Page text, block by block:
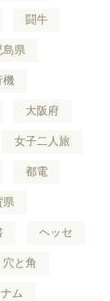
闘牛
島県
機
大阪府
女子二人旅
都電
県
ヘッセ
穴と角
ム